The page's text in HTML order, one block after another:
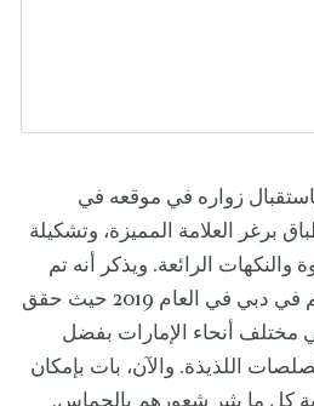
باستقبال زواره في موقعه في
برغر العلامة المميزة، وتشكيلة
الرائعة. ويذكر أنه تم
إطلاق خدمات هذا المطعم في دبي في العام 2019 حيث حقق
مختلف أنحاء الإمارات بفضل
اللذيذة. والآن، بات بإمكان
كل ما يثير شعورهم بالحماس.